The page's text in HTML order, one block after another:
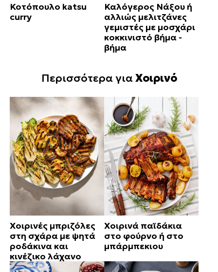
Κοτόπουλο katsu
curry
Καλόγερος Νάξου ή
αλλιώς μελιτζάνες
γεμιστές με μοσχάρι
κοκκινιστό βήμα -
βήμα
Περισσότερα γιαΧοιρινό
Χοιρινές μπριζόλες
στη σχάρα με ψητά
ροδάκινα και
κινέζικο λάχανο
Χοιρινά παϊδάκια
στο φούρνο ή στο
μπάρμπεκιου